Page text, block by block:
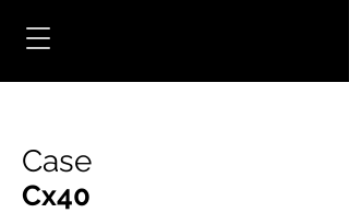
Case
Cx40